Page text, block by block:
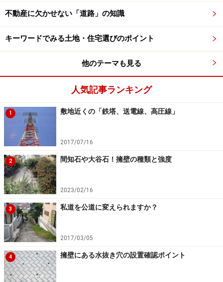
ます。
所在、地番、地目、家屋番号など不動産特有の表示項目
が出てくるため、何ら予備知識がないままに説明を受け
るとチンプンカンプンになってしまうかもしれません。
公図や測量図などの図面と照らし合わせながら、納得で
きるまで説明を受けるようにしましょう。
地番はそれぞれの土地に対して付けられた固有の番号
で、住居表示が実施されている区域における住所の表示
とは異なります。
また、「不動産の表示」は基本的に「登記記録」の表題
部に記載された内容が中心ですが、これらが現況と異な
る場合には、その相違事項についてもきちんと確認する
ことが大切です。
初めて接すると分かりづらいのは、土地区画整理事業地
内における「仮換地」の場合でしょう。売買対象不動産
として表示される土地（従前の土地）と、実際に使用で
不動産に欠かせない「道路」の知識
キーワードでみる土地・住宅選びのポイント
他のテーマも見る
人気記事ランキング
1 敷地近くの「鉄塔、送電線、高圧線」
2017/07/16
2 間知石や大谷石！擁壁の種類と強度
2023/02/16
3 私道を公道に変えられますか？
2017/03/05
4 擁壁にある水抜き穴の設置確認ポイント